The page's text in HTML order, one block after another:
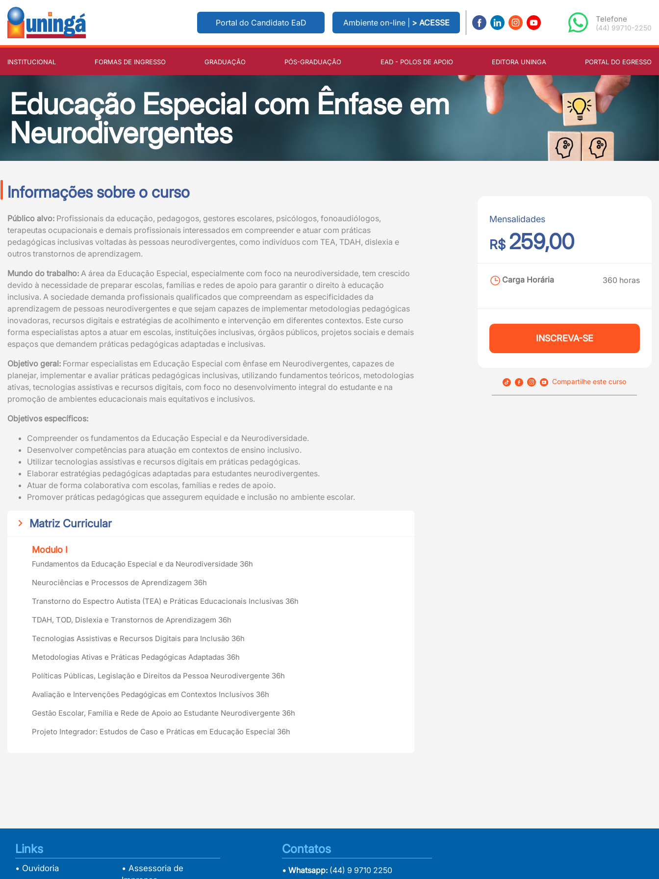
Portal do Candidato EaD Ambiente on-line | > ACESSE Telefone
(44) 99710-2250
INSTITUCIONAL FORMAS DE INGRESSO GRADUAÇÃO PÓS-GRADUAÇÃO EAD - POLOS DE APOIO EDITORA UNINGA PORTAL DO EGRESSO
Educação Especial com Ênfase em
Neurodivergentes
Informações sobre o curso
Público alvo: Profissionais da educação, pedagogos, gestores escolares, psicólogos, fonoaudiólogos,
terapeutas ocupacionais e demais profissionais interessados em compreender e atuar com práticas
pedagógicas inclusivas voltadas às pessoas neurodivergentes, como indivíduos com TEA, TDAH, dislexia e
outros transtornos de aprendizagem.
Mundo do trabalho: A área da Educação Especial, especialmente com foco na neurodiversidade, tem crescido
devido à necessidade de preparar escolas, famílias e redes de apoio para garantir o direito à educação
inclusiva. A sociedade demanda profissionais qualificados que compreendam as especificidades da
aprendizagem de pessoas neurodivergentes e que sejam capazes de implementar metodologias pedagógicas
inovadoras, recursos digitais e estratégias de acolhimento e intervenção em diferentes contextos. Este curso
forma especialistas aptos a atuar em escolas, instituições inclusivas, órgãos públicos, projetos sociais e demais
espaços que demandem práticas pedagógicas adaptadas e inclusivas.
Objetivo geral: Formar especialistas em Educação Especial com ênfase em Neurodivergentes, capazes de
planejar, implementar e avaliar práticas pedagógicas inclusivas, utilizando fundamentos teóricos, metodologias
ativas, tecnologias assistivas e recursos digitais, com foco no desenvolvimento integral do estudante e na
promoção de ambientes educacionais mais equitativos e inclusivos.
Objetivos específicos:
Compreender os fundamentos da Educação Especial e da Neurodiversidade.
Desenvolver competências para atuação em contextos de ensino inclusivo.
Utilizar tecnologias assistivas e recursos digitais em práticas pedagógicas.
Elaborar estratégias pedagógicas adaptadas para estudantes neurodivergentes.
Atuar de forma colaborativa com escolas, famílias e redes de apoio.
Promover práticas pedagógicas que assegurem equidade e inclusão no ambiente escolar.
Matriz Curricular
Modulo I
Fundamentos da Educação Especial e da Neurodiversidade 36h
Neurociências e Processos de Aprendizagem 36h
Transtorno do Espectro Autista (TEA) e Práticas Educacionais Inclusivas 36h
TDAH, TOD, Dislexia e Transtornos de Aprendizagem 36h
Tecnologias Assistivas e Recursos Digitais para Inclusão 36h
Metodologias Ativas e Práticas Pedagógicas Adaptadas 36h
Políticas Públicas, Legislação e Direitos da Pessoa Neurodivergente 36h
Avaliação e Intervenções Pedagógicas em Contextos Inclusivos 36h
Gestão Escolar, Família e Rede de Apoio ao Estudante Neurodivergente 36h
Projeto Integrador: Estudos de Caso e Práticas em Educação Especial 36h
Mensalidades
R$ 259,00
Carga Horária 360 horas
INSCREVA-SE
Compartilhe este curso
Links
• Ouvidoria
• Assessoria de
Contatos
• Whatsapp: (44) 9 9710 2250